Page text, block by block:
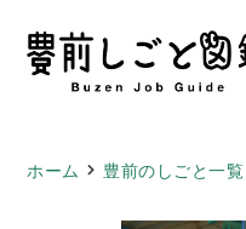
ホーム 豊前のしごと一覧